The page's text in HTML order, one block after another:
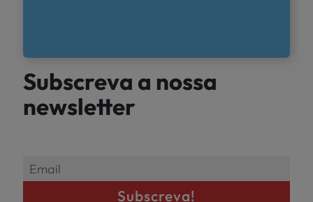
Subscreva a nossa
newsletter